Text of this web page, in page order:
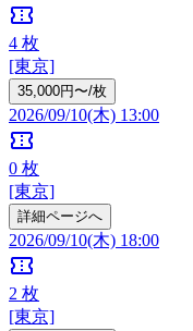
confirmation_number
4 枚
[東京]
35,000円〜/枚
2026/09/10(木) 13:00
confirmation_number
0 枚
[東京]
詳細ページへ
2026/09/10(木) 18:00
confirmation_number
2 枚
[東京]